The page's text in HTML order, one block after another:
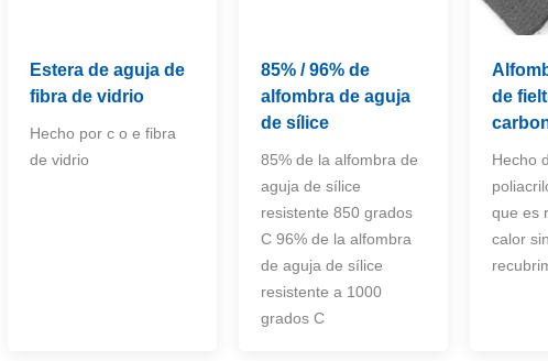
Estera de aguja de
fibra de vidrio
Hecho por c o e fibra
de vidrio
85% / 96% de
alfombra de aguja
de sílice
85% de la alfombra de
aguja de sílice
resistente 850 grados
C 96% de la alfombra
de aguja de sílice
resistente a 1000
grados C
de
Hecho
que es
calor